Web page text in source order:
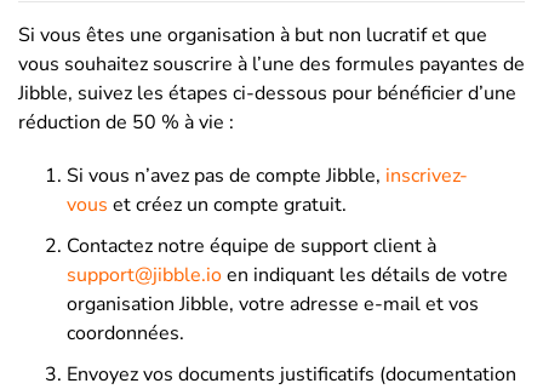
Si vous êtes une organisation à but non lucratif et que
vous souhaitez souscrire à l’une des formules payantes de
Jibble, suivez les étapes ci-dessous pour bénéficier d’une
réduction de 50 % à vie :
Si vous n’avez pas de compte Jibble, inscrivez-
vous et créez un compte gratuit.
Contactez notre équipe de support client à
support@jibble.ioen indiquant les détails de votre
organisation Jibble, votre adresse e-mail et vos
coordonnées.
Envoyez vos documents justificatifs (documentation